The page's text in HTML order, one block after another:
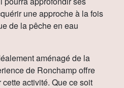
une approche à la fois
de la pêche en eau
aménagé de la
de Ronchamp offre
activité. Que ce soit